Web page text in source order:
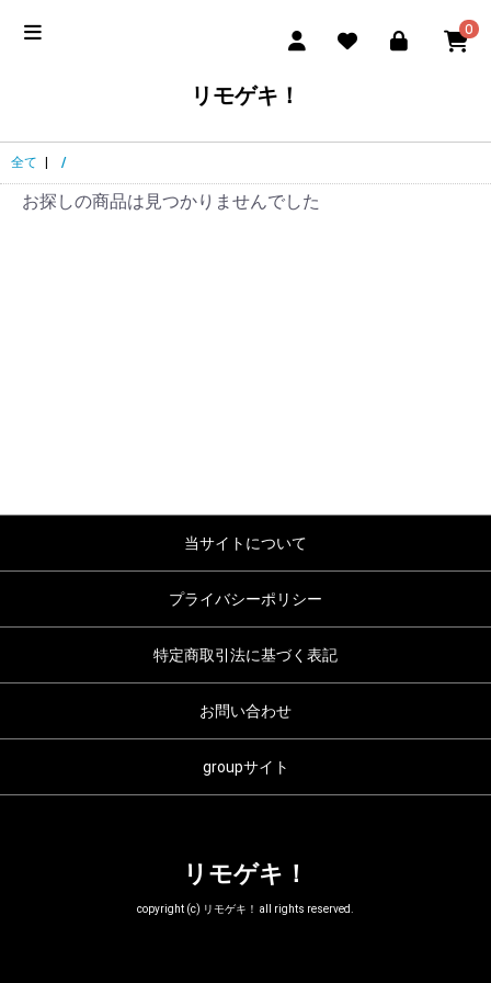
0
リモゲキ！
全て /
お探しの商品は見つかりませんでした
当サイトについて
プライバシーポリシー
特定商取引法に基づく表記
お問い合わせ
groupサイト
リモゲキ！
copyright (c) リモゲキ！ all rights reserved.